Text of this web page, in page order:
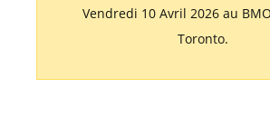
Vendredi 10 Avril 2026 au
Toronto.